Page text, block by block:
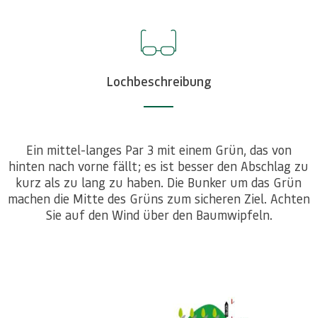
Lochbeschreibung
Ein mittel-langes Par 3 mit einem Grün, das von
hinten nach vorne fällt; es ist besser den Abschlag zu
kurz als zu lang zu haben. Die Bunker um das Grün
machen die Mitte des Grüns zum sicheren Ziel. Achten
Sie auf den Wind über den Baumwipfeln.